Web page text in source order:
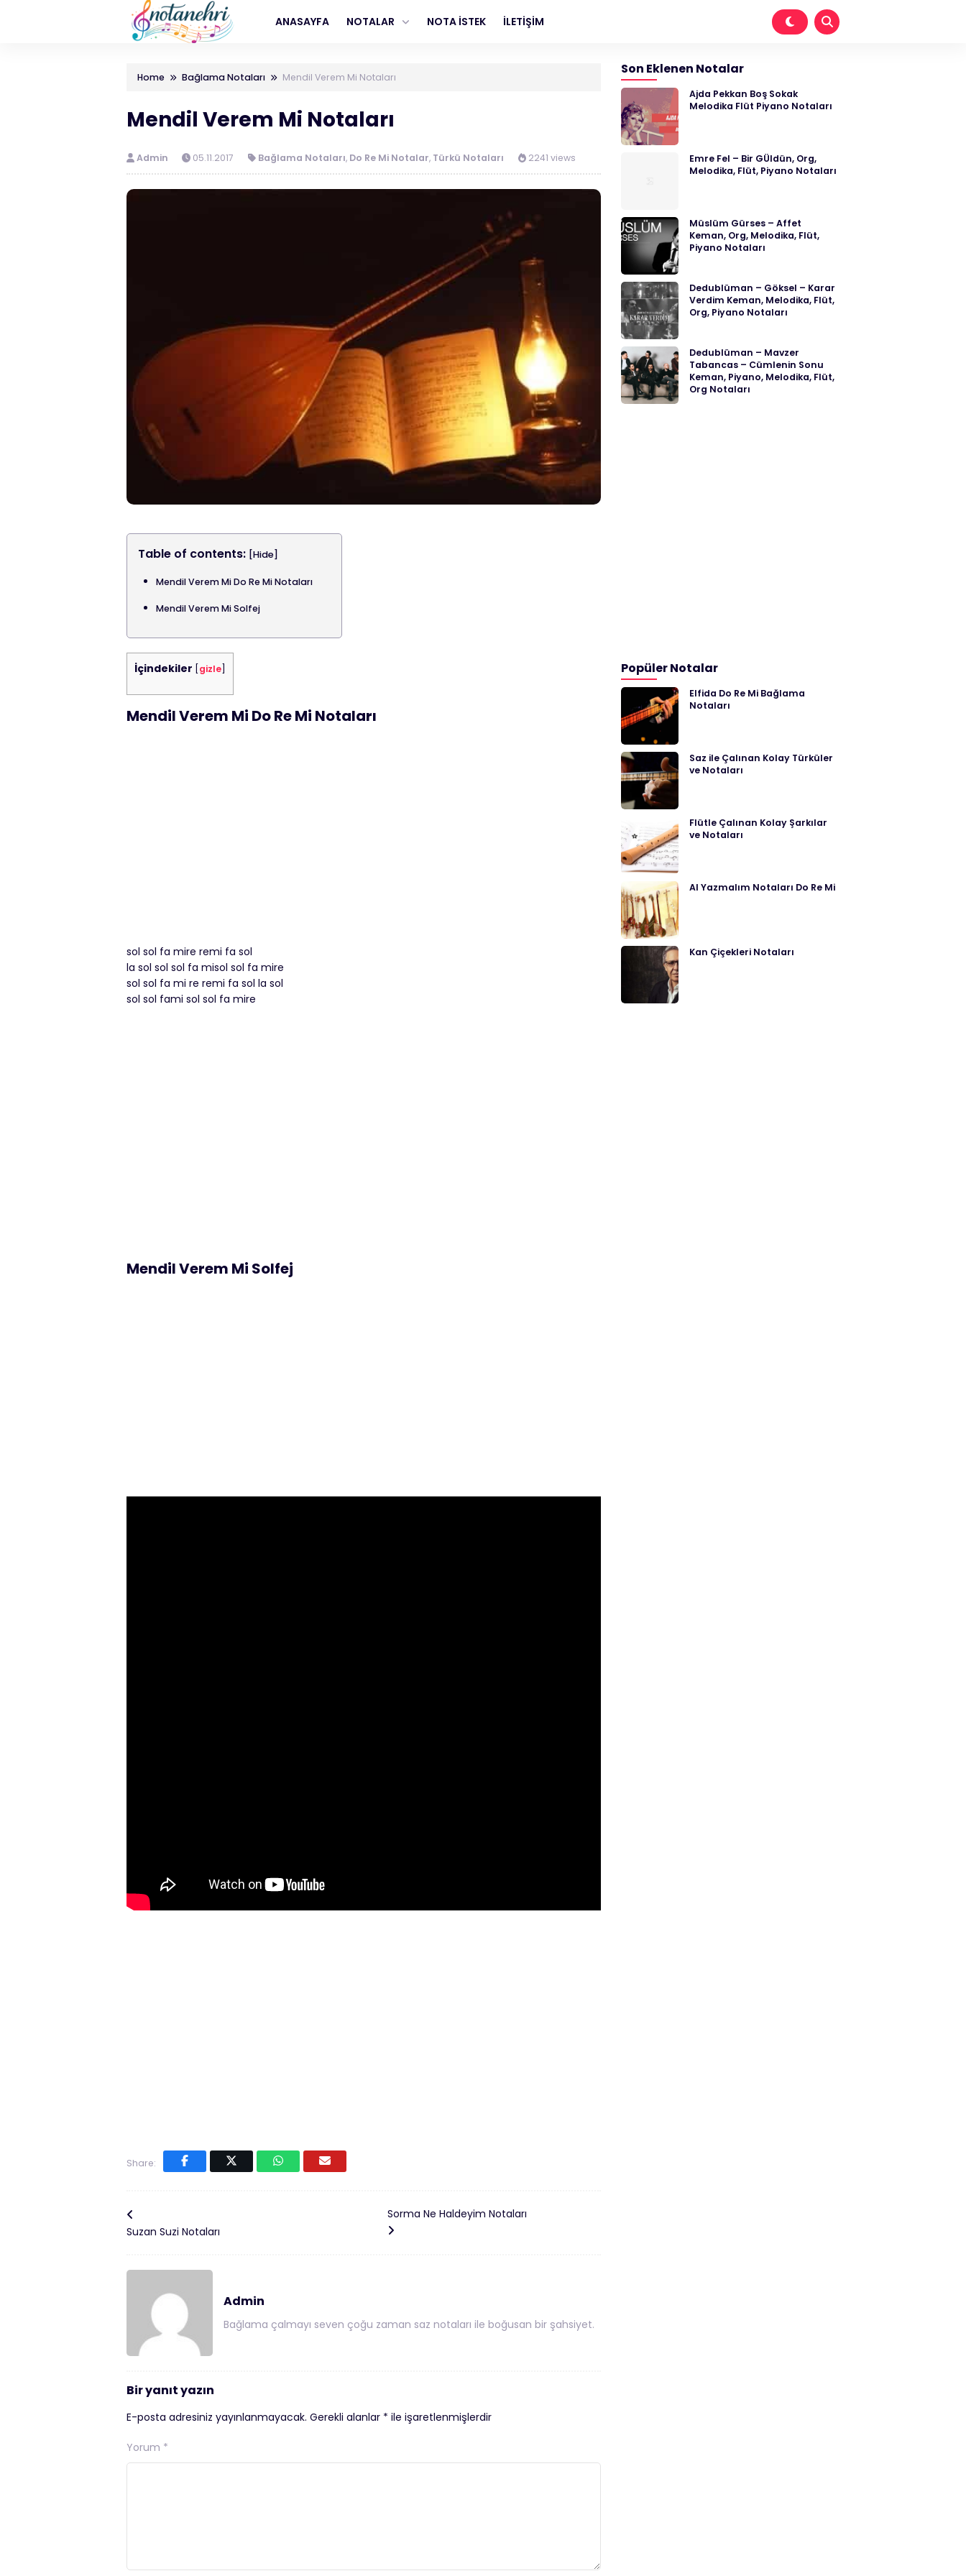
ANASAYFA NOTALAR NOTA İSTEK İLETİŞİM
Home Bağlama Notaları Mendil Verem Mi Notaları
Mendil Verem Mi Notaları
Admin 05.11.2017 Bağlama Notaları, Do Re Mi Notalar, Türkü Notaları 2241 views
Table of contents: [Hide]
Mendil Verem Mi Do Re Mi Notaları
Mendil Verem Mi Solfej
İçindekiler gizle
Mendil Verem Mi Do Re Mi Notaları
sol sol fa mire remi fa sol
la sol sol sol fa misol sol fa mire
sol sol fa mi re remi fa sol la sol
sol sol fami sol sol fa mire
Mendil Verem Mi Solfej
Share:
Suzan Suzi Notaları
Sorma Ne Haldeyim Notaları
Admin
Bağlama çalmayı seven çoğu zaman saz notaları ile boğusan bir şahsiyet.
Bir yanıt yazın
E-posta adresiniz yayınlanmayacak. Gerekli alanlar * ile işaretlenmişlerdir
Yorum *
Son Eklenen Notalar
Ajda Pekkan Boş Sokak
Melodika Flüt Piyano Notaları
Emre Fel – Bir GÜldün, Org,
Melodika, Flüt, Piyano Notaları
Müslüm Gürses – Affet
Keman, Org, Melodika, Flüt,
Piyano Notaları
Dedublüman – Göksel – Karar
Verdim Keman, Melodika, Flüt,
Org, Piyano Notaları
Dedublüman – Mavzer
Tabancas – Cümlenin Sonu
Keman, Piyano, Melodika, Flüt,
Org Notaları
Popüler Notalar
Elfida Do Re Mi Bağlama
Notaları
Saz ile Çalınan Kolay Türküler
ve Notaları
Flütle Çalınan Kolay Şarkılar
ve Notaları
Al Yazmalım Notaları Do Re Mi
Kan Çiçekleri Notaları